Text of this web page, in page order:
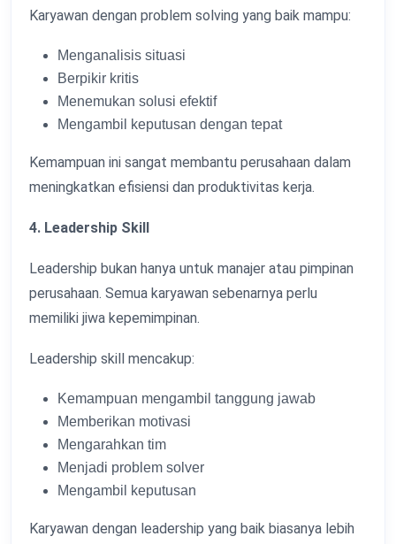
Karyawan dengan problem solving yang baik mampu:
Menganalisis situasi
Berpikir kritis
Menemukan solusi efektif
Mengambil keputusan dengan tepat
Kemampuan ini sangat membantu perusahaan dalam
meningkatkan efisiensi dan produktivitas kerja.
4. Leadership Skill
Leadership bukan hanya untuk manajer atau pimpinan
perusahaan. Semua karyawan sebenarnya perlu
memiliki jiwa kepemimpinan.
Leadership skill mencakup:
Kemampuan mengambil tanggung jawab
Memberikan motivasi
Mengarahkan tim
Menjadi problem solver
Mengambil keputusan
Karyawan dengan leadership yang baik biasanya lebih